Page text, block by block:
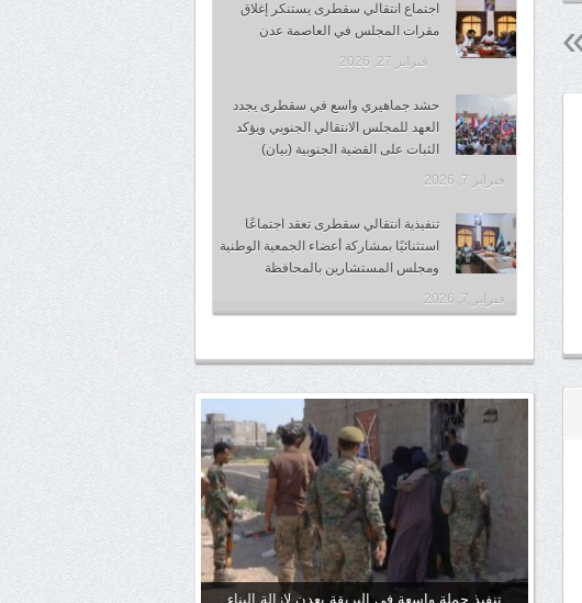
اجتماع انتقالي سقطرى يستنكر إغلاق
مقرات المجلس في العاصمة عدن
فبراير 27, 2026
حشد جماهيري واسع في سقطرى يجدد
العهد للمجلس الانتقالي الجنوبي ويؤكد
الثبات على القضية الجنوبية (بيان)
فبراير 7, 2026
تنفيذية انتقالي سقطرى تعقد اجتماعًا
استثنائيًا بمشاركة أعضاء الجمعية الوطنية
ومجلس المستشارين بالمحافظة
فبراير 7, 2026
تنفيذ حملة واسعة في البريقة بعدن لإزالة البناء